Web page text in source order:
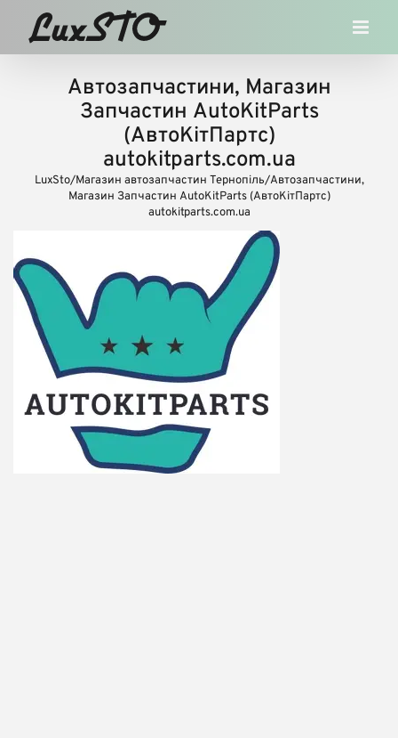
content
Автозапчастини, Магазин
Запчастин AutoKitParts
(АвтоКітПартс)
autokitparts.com.ua
LuxSto/Магазин автозапчастин Тернопіль/Автозапчастини,
Магазин Запчастин AutoKitParts (АвтоКітПартс)
autokitparts.com.ua